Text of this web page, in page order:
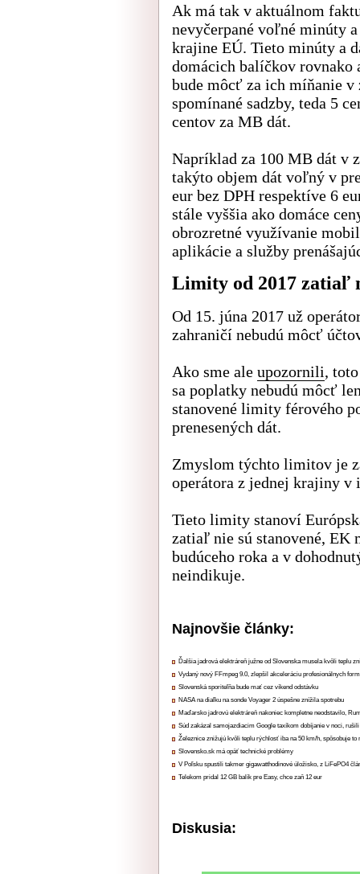
Ak má tak v aktuálnom
nevyčerpané voľné minúty
krajine EÚ. Tieto minúty a
domácich balíčkov rovnako
bude môcť za ich míňanie
spomínané sadzby, teda 5
centov za MB dát.
Napríklad za 100 MB dát v
takýto objem dát voľný v
eur bez DPH respektíve 6
stále vyššia ako domáce
obrozretné využívanie
aplikácie a služby
Limity od 2017 zatiaľ
Od 15. júna 2017 už
zahraničí nebudú môcť
Ako sme ale upozornili,
sa poplatky nebudú môcť
stanovené limity férového
prenesených dát.
Zmyslom týchto limitov je
operátora z jednej krajiny v
Tieto limity stanoví
zatiaľ nie sú stanovené, EK
budúceho roka a v
neindikuje.
Najnovšie články:
Ďalšia jadrová elektráreň južne od Slovenska musela kvôli teplu
Vydaný nový FFmpeg 9.0, zlepšil akceleráciu profesionálnych
Slovenská sporiteľňa bude mať cez víkend odstávku
NASA na diaľku na sonde Voyager 2 úspešne znížila spotrebu
Maďarsko jadrovú elektráreň nakoniec kompletne neodstavilo,
Súd zakázal samojazdiacim Google taxíkom dobíjanie v noci,
Železnice znižujú kvôli teplu rýchlosť iba na 50 km/h, spôsobuje to
Slovensko.sk má opäť technické problémy
V Poľsku spustili takmer gigawatthodinové úložisko, z LiFePO4
Telekom pridal 12 GB balík pre Easy, chce zaň 12 eur
Diskusia: